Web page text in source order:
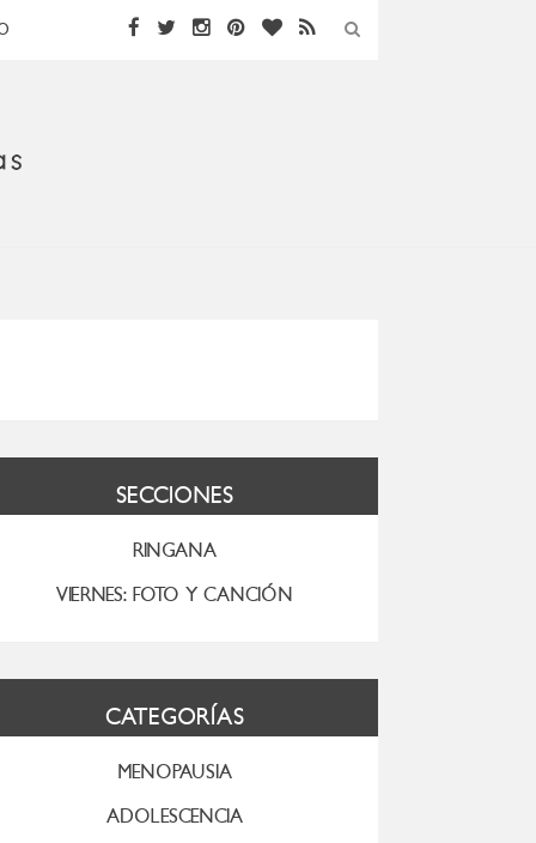
SECCIONES
RINGANA
VIERNES: FOTO Y CANCIÓN
CATEGORÍAS
MENOPAUSIA
ADOLESCENCIA